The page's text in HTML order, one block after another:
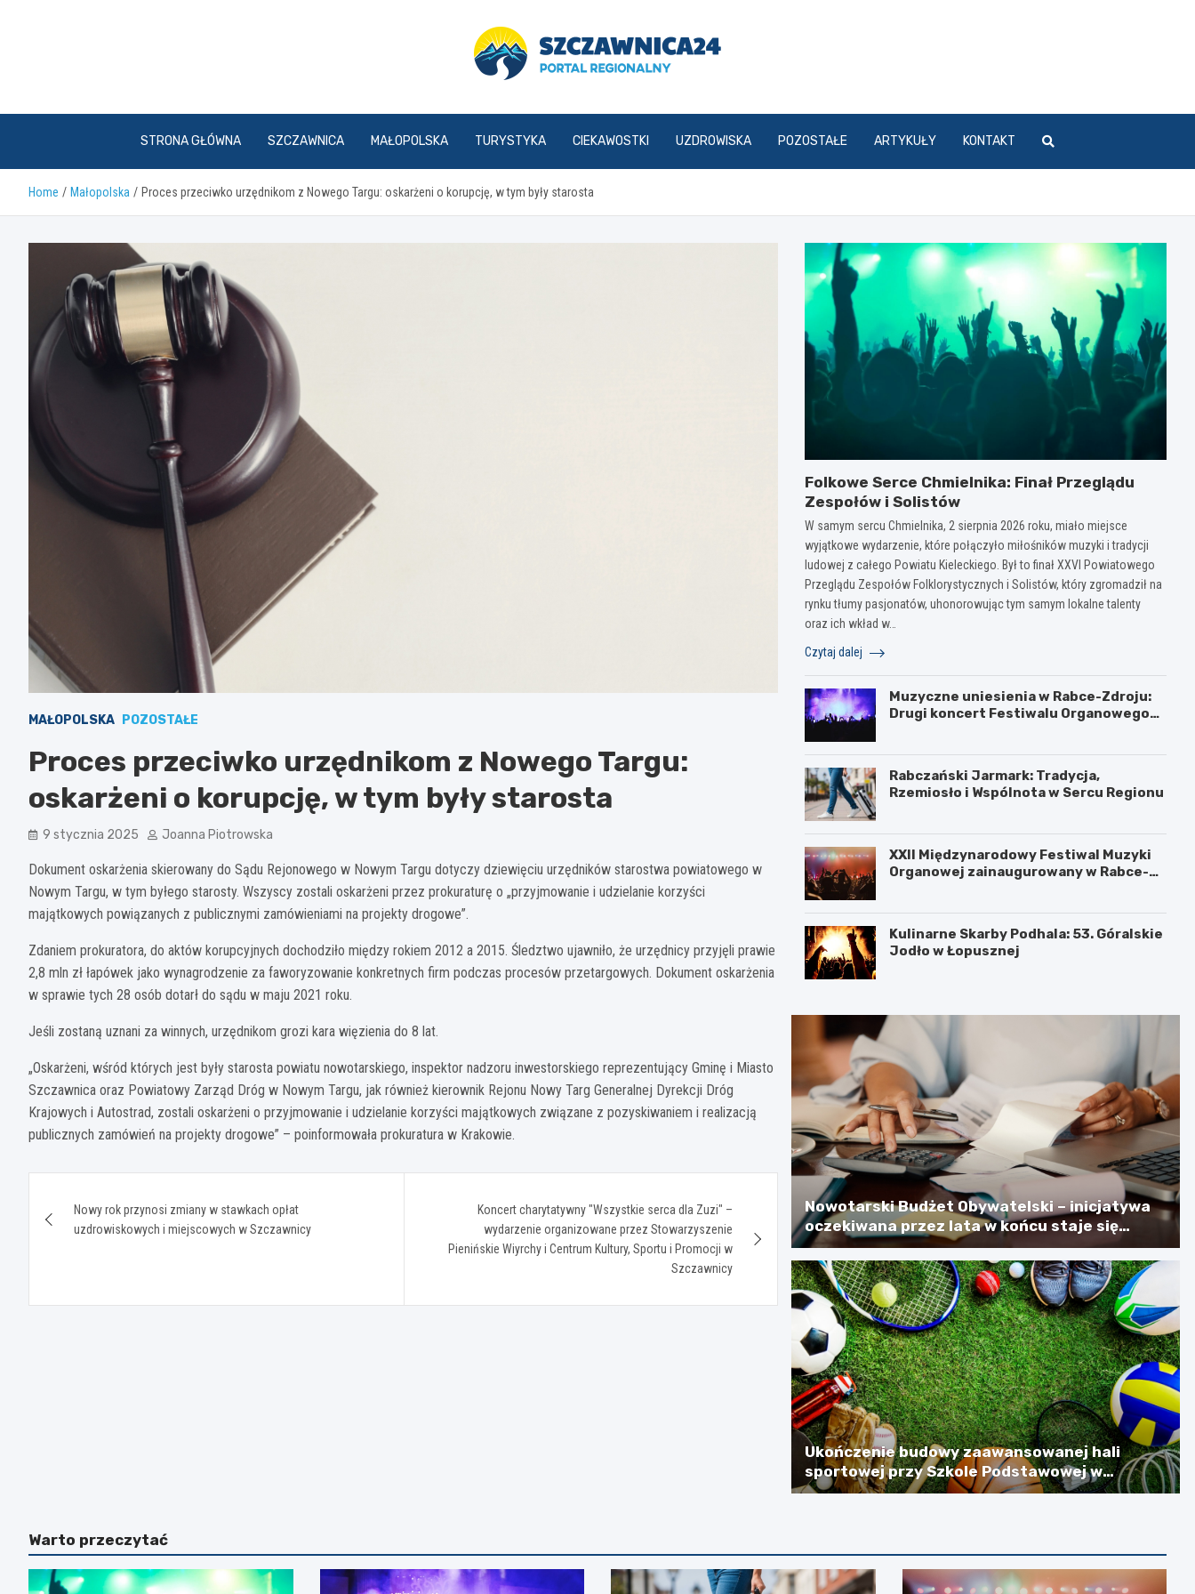
szczawnica24.pl
STRONA GŁÓWNA SZCZAWNICA MAŁOPOLSKA TURYSTYKA CIEKAWOSTKI UZDROWISKA POZOSTAŁE ARTYKUŁY KONTAKT
Home Małopolska Proces przeciwko urzędnikom z Nowego Targu: oskarżeni o korupcję, w tym były starosta
MAŁOPOLSKA POZOSTAŁE
Proces przeciwko urzędnikom z Nowego Targu:
oskarżeni o korupcję, w tym były starosta
9 stycznia 2025 Joanna Piotrowska
Dokument oskarżenia skierowany do Sądu Rejonowego w Nowym Targu dotyczy dziewięciu urzędników starostwa powiatowego w
Nowym Targu, w tym byłego starosty. Wszyscy zostali oskarżeni przez prokuraturę o „przyjmowanie i udzielanie korzyści
majątkowych powiązanych z publicznymi zamówieniami na projekty drogowe”.
Zdaniem prokuratora, do aktów korupcyjnych dochodziło między rokiem 2012 a 2015. Śledztwo ujawniło, że urzędnicy przyjęli prawie
2,8 mln zł łapówek jako wynagrodzenie za faworyzowanie konkretnych firm podczas procesów przetargowych. Dokument oskarżenia
w sprawie tych 28 osób dotarł do sądu w maju 2021 roku.
Jeśli zostaną uznani za winnych, urzędnikom grozi kara więzienia do 8 lat.
„Oskarżeni, wśród których jest były starosta powiatu nowotarskiego, inspektor nadzoru inwestorskiego reprezentujący Gminę i Miasto
Szczawnica oraz Powiatowy Zarząd Dróg w Nowym Targu, jak również kierownik Rejonu Nowy Targ Generalnej Dyrekcji Dróg
Krajowych i Autostrad, zostali oskarżeni o przyjmowanie i udzielanie korzyści majątkowych związane z pozyskiwaniem i realizacją
publicznych zamówień na projekty drogowe” – poinformowała prokuratura w Krakowie.
wpisuNowy rok przynosi zmiany w stawkach opłat
uzdrowiskowych i miejscowych w Szczawnicy
Koncert charytatywny "Wszystkie serca dla Zuzi" –
wydarzenie organizowane przez Stowarzyszenie
Pienińskie Wiyrchy i Centrum Kultury, Sportu i Promocji w
Szczawnicy
Folkowe Serce Chmielnika: Finał Przeglądu
Zespołów i Solistów
W samym sercu Chmielnika, 2 sierpnia 2026 roku, miało miejsce
wyjątkowe wydarzenie, które połączyło miłośników muzyki i tradycji
ludowej z całego Powiatu Kieleckiego. Był to finał XXVI Powiatowego
Przeglądu Zespołów Folklorystycznych i Solistów, który zgromadził na
rynku tłumy pasjonatów, uhonorowując tym samym lokalne talenty
oraz ich wkład w…
Czytaj dalej
Muzyczne uniesienia w Rabce-Zdroju:
Drugi koncert Festiwalu Organowego
Rabczański Jarmark: Tradycja,
Rzemiosło i Wspólnota w Sercu Regionu
XXII Międzynarodowy Festiwal Muzyki
Organowej zainaugurowany w Rabce-
Kulinarne Skarby Podhala: 53. Góralskie
Jodło w Łopusznej
Nowotarski Budżet Obywatelski – inicjatywa
oczekiwana przez lata w końcu staje się
rzeczywistością
Ukończenie budowy zaawansowanej hali
sportowej przy Szkole Podstawowej w
Szlachtowej
Warto przeczytać